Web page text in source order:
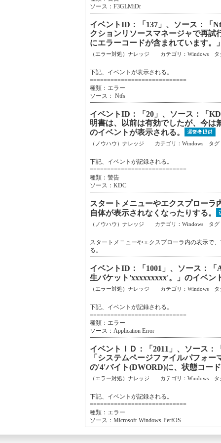
ソース：F3GLMiDr
イベントID：「137」、ソース：「
クションリソースマネージャで再試
にエラーコードが含まれています。
（エラー対処）ナレッジ カテゴリ：Windows タ
下記、イベントが表示される。
============================
種類：エラー
ソース： Ntfs
イベントID：「20」、ソース：「
明書は、以前は有効でしたが、今は
のイベントが表示される。
（ノウハウ）ナレッジ カテゴリ：Windows タグ
下記、イベントが記録される。
============================
種類：警告
ソース：KDC
スタートメニューやエクスプロー
自体が表示されなくなったりする。
（ノウハウ）ナレッジ カテゴリ：Windows タグ
スタートメニューやエクスプローラ内の表示で
る。
イベントID：「1001」、ソース：
生バケット'xxxxxxxxx'。」のイベン
（エラー対処）ナレッジ カテゴリ：Windows タ
下記、イベントが記録される。
============================
種類：エラー
ソース：Application Error
イベントＩＤ：「2011」、ソース
「システムページファイルパフォ
の'4'バイト(DWORD)に、状態コー
（エラー対処）ナレッジ カテゴリ：Windows タ
下記、イベントが記録される。
============================
種類：エラー
ソース：Microsoft-Windows-PerfOS